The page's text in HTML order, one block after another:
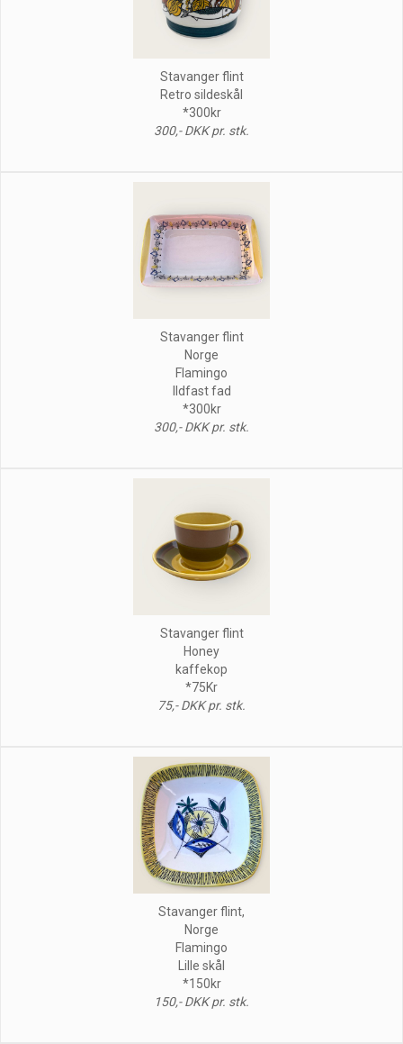
Stavanger flint
Retro sildeskål
*300kr
300,- DKK pr. stk.
Stavanger flint
Norge
Flamingo
Ildfast fad
*300kr
300,- DKK pr. stk.
Stavanger flint
Honey
kaffekop
*75Kr
75,- DKK pr. stk.
Stavanger flint,
Norge
Flamingo
Lille skål
*150kr
150,- DKK pr. stk.